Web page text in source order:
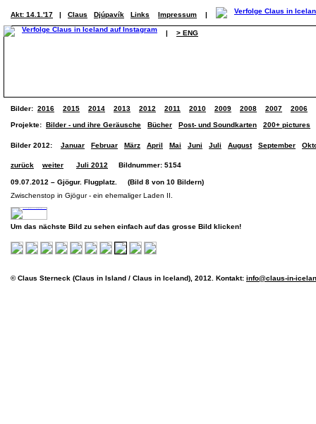
Akt: 14.1.'17 | Claus Djúpavík Links Impressum |
| > ENG
Bilder: 2016 2015 2014 2013 2012 2011 2010 2009 2008 2007 2006
Projekte: Bilder - und ihre Geräusche Bücher Post- und Soundkarten 200+ pictures
Bilder 2012: Januar Februar März April Mai Juni Juli August September
zurück weiter Juli 2012 Bildnummer: 5154
09.07.2012 – Gjögur. Flugplatz. (Bild 8 von 10 Bildern)
Zwischenstop in Gjögur - ein ehemaliger Laden II.
Um das nächste Bild zu sehen einfach auf das grosse Bild klicken!
© Claus Sterneck (Claus in Island / Claus in Iceland), 2012. Kontakt: info@claus-in-